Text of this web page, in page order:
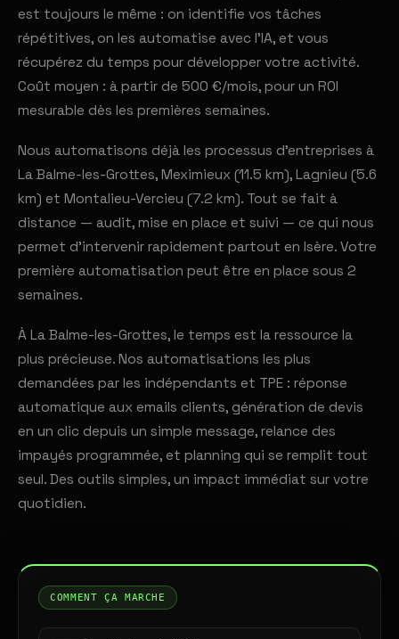
est toujours le même : on identifie vos tâches
répétitives, on les automatise avec l'IA, et vous
récupérez du temps pour développer votre activité.
Coût moyen : à partir de 500 €/mois, pour un ROI
mesurable dès les premières semaines.
Nous automatisons déjà les processus d'entreprises à
La Balme-les-Grottes, Meximieux (11.5 km), Lagnieu (5.6
km) et Montalieu-Vercieu (7.2 km). Tout se fait à
distance — audit, mise en place et suivi — ce qui nous
permet d'intervenir rapidement partout en Isère. Votre
première automatisation peut être en place sous 2
semaines.
À La Balme-les-Grottes, le temps est la ressource la
plus précieuse. Nos automatisations les plus
demandées par les indépendants et TPE : réponse
automatique aux emails clients, génération de devis
en un clic depuis un simple message, relance des
impayés programmée, et planning qui se remplit tout
seul. Des outils simples, un impact immédiat sur votre
quotidien.
COMMENT ÇA MARCHE